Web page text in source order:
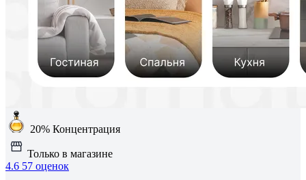
20% Концентрация
Только в магазине
4.6 57 оценок